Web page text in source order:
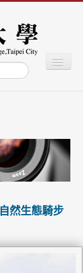
切
換
然生態騎步